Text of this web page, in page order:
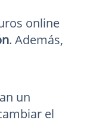
online
. Además,
un
el